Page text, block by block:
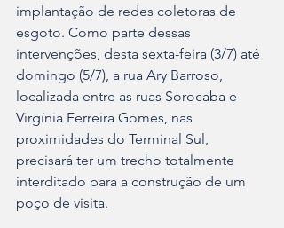
implantação de redes coletoras de
esgoto. Como parte dessas
intervenções, desta sexta-feira (3/7) até
domingo (5/7), a rua Ary Barroso,
localizada entre as ruas Sorocaba e
Virgínia Ferreira Gomes, nas
proximidades do Terminal Sul,
precisará ter um trecho totalmente
interditado para a construção de um
poço de visita.